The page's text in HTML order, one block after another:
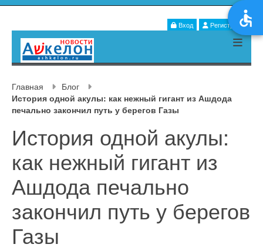
Вход Регистрация
Главная
Блог
История одной акулы: как нежный гигант из Ашдода
печально закончил путь у берегов Газы
История одной акулы:
как нежный гигант из
Ашдода печально
закончил путь у берегов
Газы